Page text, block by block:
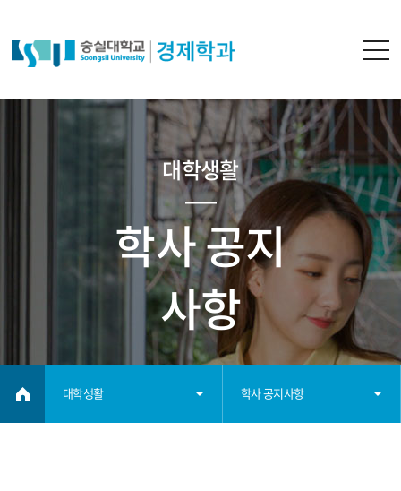
대학생활
학사 공지
사항
대학생활 학사 공지사항